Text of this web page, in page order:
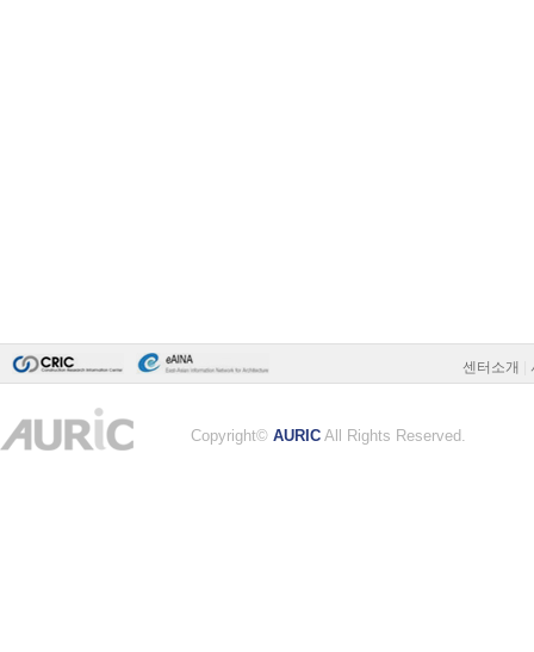
센터소개
Copyright© AURIC All Rights Reserved.